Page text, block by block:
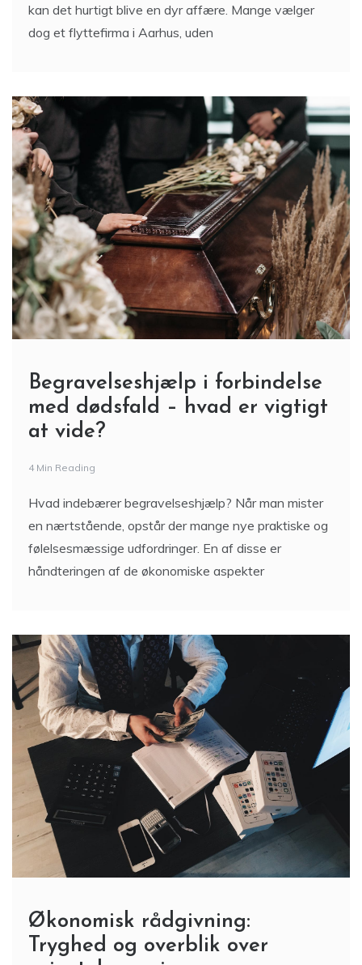
kan det hurtigt blive en dyr affære. Mange vælger
dog et flyttefirma i Aarhus, uden
Begravelseshjælp i forbindelse
med dødsfald – hvad er vigtigt
at vide?
4 Min Reading
Hvad indebærer begravelseshjælp? Når man mister
en nærtstående, opstår der mange nye praktiske og
følelsesmæssige udfordringer. En af disse er
håndteringen af de økonomiske aspekter
Økonomisk rådgivning:
Tryghed og overblik over